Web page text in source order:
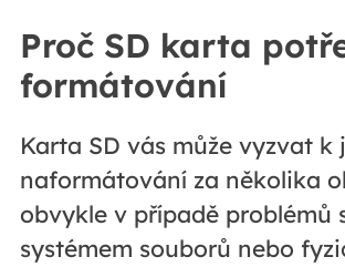
Proč SD karta
formátování
Karta SD vás může vyzvat k
naformátování za několika
obvykle v případě problémů
systémem souborů nebo